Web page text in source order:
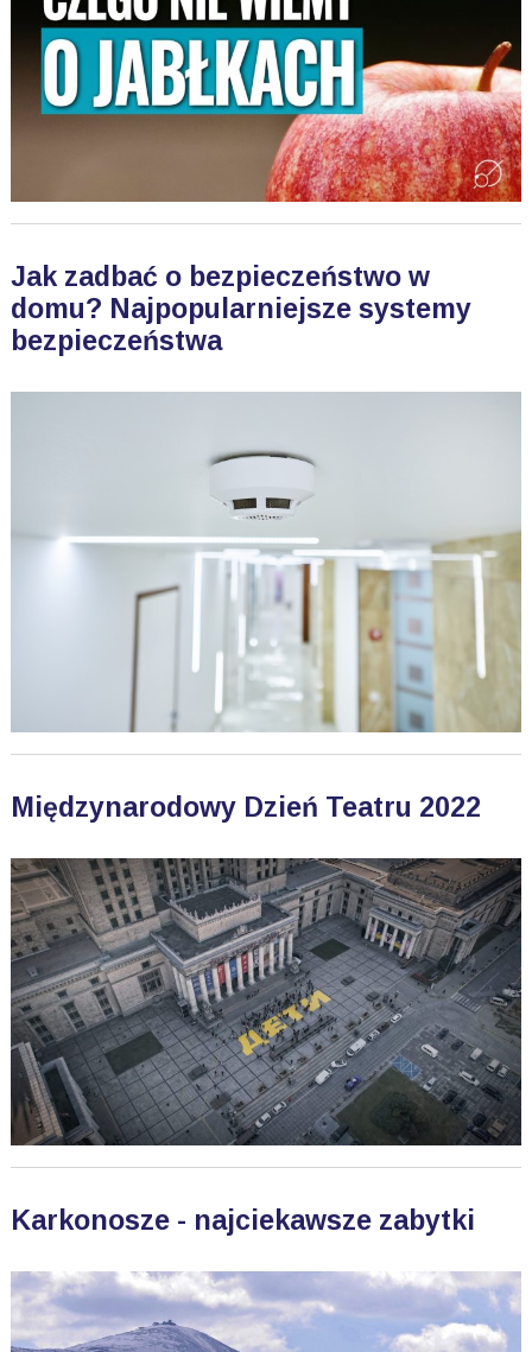
Jak zadbać o bezpieczeństwo w
domu? Najpopularniejsze systemy
bezpieczeństwa
Międzynarodowy Dzień Teatru 2022
Karkonosze - najciekawsze zabytki